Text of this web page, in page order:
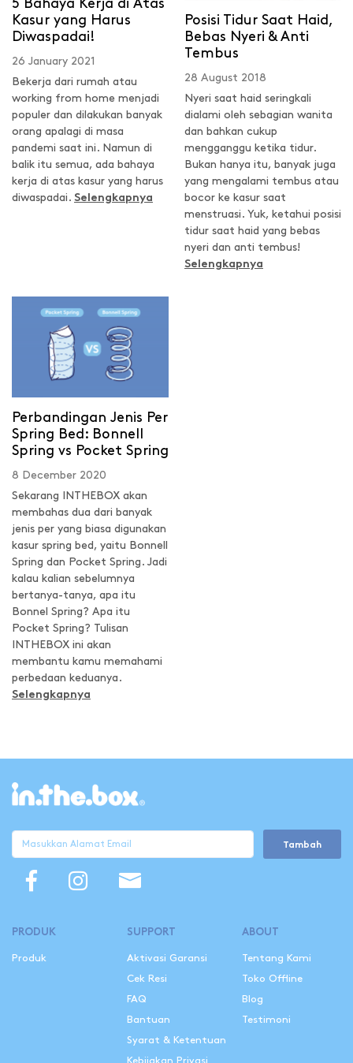
5 Bahaya Kerja di Atas
Kasur yang Harus
Diwaspadai!
26 January 2021
Bekerja dari rumah atau
working from home menjadi
populer dan dilakukan banyak
orang apalagi di masa
pandemi saat ini. Namun di
balik itu semua, ada bahaya
kerja di atas kasur yang harus
diwaspadai. Selengkapnya
Posisi Tidur Saat Haid,
Bebas Nyeri & Anti
Tembus
28 August 2018
Nyeri saat haid seringkali
dialami oleh sebagian wanita
dan bahkan cukup
mengganggu ketika tidur.
Bukan hanya itu, banyak juga
yang mengalami tembus atau
bocor ke kasur saat
menstruasi. Yuk, ketahui posisi
tidur saat haid yang bebas
nyeri dan anti tembus!
Selengkapnya
Perbandingan Jenis Per
Spring Bed: Bonnell
Spring vs Pocket Spring
8 December 2020
Sekarang INTHEBOX akan
membahas dua dari banyak
jenis per yang biasa digunakan
kasur spring bed, yaitu Bonnell
Spring dan Pocket Spring. Jadi
kalau kalian sebelumnya
bertanya-tanya, apa itu
Bonnel Spring? Apa itu
Pocket Spring? Tulisan
INTHEBOX ini akan
membantu kamu memahami
perbedaan keduanya.
Selengkapnya
Tambah
PRODUK
Produk
SUPPORT
Aktivasi Garansi
Cek Resi
FAQ
Bantuan
Syarat & Ketentuan
Kebijakan Privasi
ABOUT
Tentang Kami
Toko Offline
Blog
Testimoni